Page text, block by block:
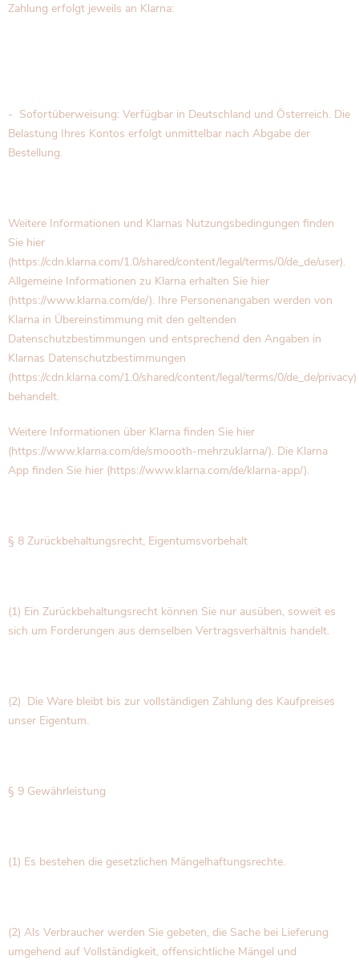
Zahlung erfolgt jeweils an Klarna:
- Sofortüberweisung: Verfügbar in Deutschland und Österreich. Die
Belastung Ihres Kontos erfolgt unmittelbar nach Abgabe der
Bestellung.
Weitere Informationen und Klarnas Nutzungsbedingungen finden
Sie hier
(https://cdn.klarna.com/1.0/shared/content/legal/terms/0/de_de/user).
Allgemeine Informationen zu Klarna erhalten Sie hier
(https://www.klarna.com/de/). Ihre Personenangaben werden von
Klarna in Übereinstimmung mit den geltenden
Datenschutzbestimmungen und entsprechend den Angaben in
Klarnas Datenschutzbestimmungen
(https://cdn.klarna.com/1.0/shared/content/legal/terms/0/de_de/privacy)
behandelt.
Weitere Informationen über Klarna finden Sie hier
(https://www.klarna.com/de/smoooth-mehrzuklarna/). Die Klarna
App finden Sie hier (https://www.klarna.com/de/klarna-app/).
§ 8 Zurückbehaltungsrecht, Eigentumsvorbehalt
(1) Ein Zurückbehaltungsrecht können Sie nur ausüben, soweit es
sich um Forderungen aus demselben Vertragsverhältnis handelt.
(2) Die Ware bleibt bis zur vollständigen Zahlung des Kaufpreises
unser Eigentum.
§ 9 Gewährleistung
(1) Es bestehen die gesetzlichen Mängelhaftungsrechte.
(2) Als Verbraucher werden Sie gebeten, die Sache bei Lieferung
umgehend auf Vollständigkeit, offensichtliche Mängel und